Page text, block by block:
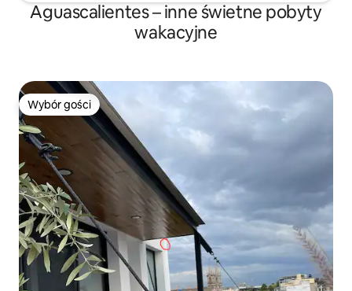
Aguascalientes – inne świetne pobyty
wakacyjne
Wybór gości
Wybór gości